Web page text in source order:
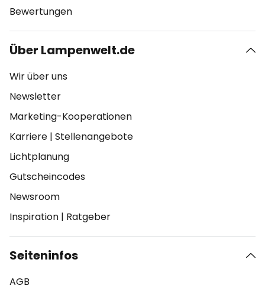
Bewertungen
Über Lampenwelt.de
Wir über uns
Newsletter
Marketing-Kooperationen
Karriere | Stellenangebote
Lichtplanung
Gutscheincodes
Newsroom
Inspiration | Ratgeber
Seiteninfos
AGB